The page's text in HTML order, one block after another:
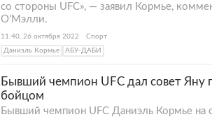
со стороны UFC», — заявил Кормье,
О'Мэлли.
11:40, 26 октября 2022
Спорт
Даниэль Кормье
АБУ-ДАБИ
Бывший чемпион UFC дал совет Яну
бойцом
Бывший чемпион UFC Даниэль Кормье на